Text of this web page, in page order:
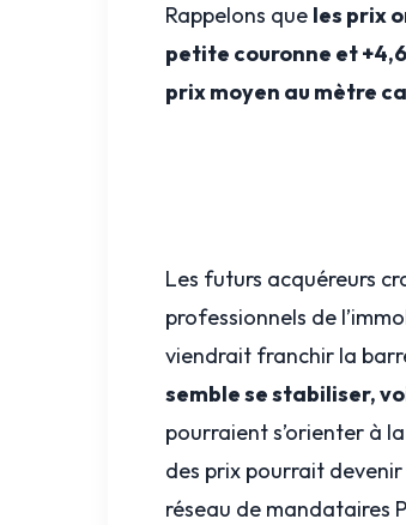
Rappelons que les prix
petite couronne et
prix moyen au mètre
Les futurs acquéreurs
professionnels de
viendrait franchir la
semble se stabiliser,
pourraient s’orienter à
des prix pourrait devenir
réseau de mandataires